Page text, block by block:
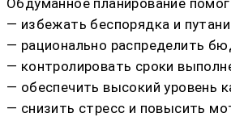
Обдуманное планирование
— избежать беспорядка и
— рационально распределить
— контролировать сроки
— обеспечить высокий уровень
— снизить стресс и повысить